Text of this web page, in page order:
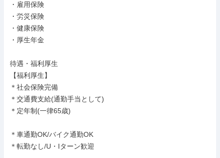
・雇用保険
・労災保険
・健康保険
・厚生年金
待遇・福利厚生
【福利厚生】
＊社会保険完備
＊交通費支給(通勤手当として)
＊定年制(一律65歳)
＊車通勤OK/バイク通勤OK
＊転勤なし/U・Iターン歓迎